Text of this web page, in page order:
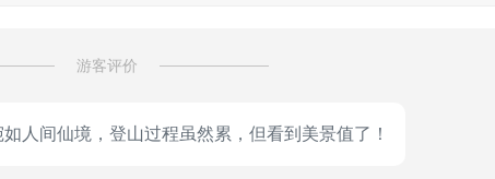
游客评价
人间仙境，登山过程虽然累，但看到美景值了！